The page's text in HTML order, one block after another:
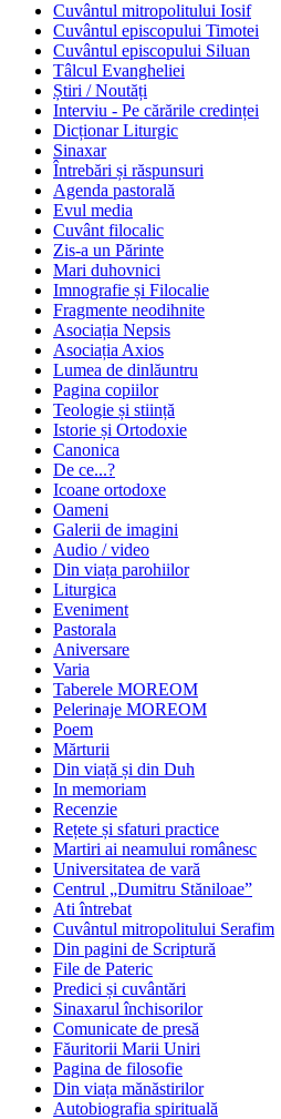
Cuvântul mitropolitului Iosif
Cuvântul episcopului Timotei
Cuvântul episcopului Siluan
Tâlcul Evangheliei
Știri / Noutăți
Interviu - Pe cărările credinței
Dicționar Liturgic
Sinaxar
Întrebări și răspunsuri
Agenda pastorală
Evul media
Cuvânt filocalic
Zis-a un Părinte
Mari duhovnici
Imnografie și Filocalie
Fragmente neodihnite
Asociația Nepsis
Asociația Axios
Lumea de dinlăuntru
Pagina copiilor
Teologie și stiință
Istorie și Ortodoxie
Canonica
De ce...?
Icoane ortodoxe
Oameni
Galerii de imagini
Audio / video
Din viața parohiilor
Liturgica
Eveniment
Pastorala
Aniversare
Varia
Taberele MOREOM
Pelerinaje MOREOM
Poem
Mărturii
Din viață și din Duh
In memoriam
Recenzie
Rețete și sfaturi practice
Martiri ai neamului românesc
Universitatea de vară
Centrul „Dumitru Stăniloae”
Ati întrebat
Cuvântul mitropolitului Serafim
Din pagini de Scriptură
File de Pateric
Predici și cuvântări
Sinaxarul închisorilor
Comunicate de presă
Făuritorii Marii Uniri
Pagina de filosofie
Din viața mănăstirilor
Autobiografia spirituală